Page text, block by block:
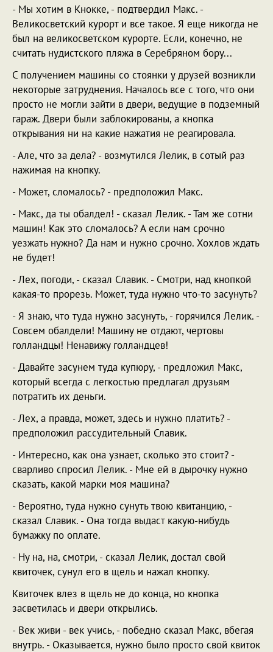
- Мы хотим в Кнокке, - подтвердил Макс. -
Великосветский курорт и все такое. Я еще никогда не
был на великосветском курорте. Если, конечно, не
считать нудистского пляжа в Серебряном бору...
С получением машины со стоянки у друзей возникли
некоторые затруднения. Началось все с того, что они
просто не могли зайти в двери, ведущие в подземный
гараж. Двери были заблокированы, а кнопка
открывания ни на какие нажатия не реагировала.
- Але, что за дела? - возмутился Лелик, в сотый раз
нажимая на кнопку.
- Может, сломалось? - предположил Макс.
- Макс, да ты обалдел! - сказал Лелик. - Там же сотни
машин! Как это сломалось? А если нам срочно
уезжать нужно? Да нам и нужно срочно. Хохлов ждать
не будет!
- Лех, погоди, - сказал Славик. - Смотри, над кнопкой
какая-то прорезь. Может, туда нужно что-то засунуть?
- Я знаю, что туда нужно засунуть, - горячился Лелик. -
Совсем обалдели! Машину не отдают, чертовы
голландцы! Ненавижу голландцев!
- Давайте засунем туда купюру, - предложил Макс,
который всегда с легкостью предлагал друзьям
потратить их деньги.
- Лех, а правда, может, здесь и нужно платить? -
предположил рассудительный Славик.
- Интересно, как она узнает, сколько это стоит? -
сварливо спросил Лелик. - Мне ей в дырочку нужно
сказать, какой марки моя машина?
- Вероятно, туда нужно сунуть твою квитанцию, -
сказал Славик. - Она тогда выдаст какую-нибудь
бумажку по оплате.
- Ну на, на, смотри, - сказал Лелик, достал свой
квиточек, сунул его в щель и нажал кнопку.
Квиточек влез в щель не до конца, но кнопка
засветилась и двери открылись.
- Век живи - век учись, - победно сказал Макс, вбегая
внутрь. - Оказывается, нужно было просто свой квиток